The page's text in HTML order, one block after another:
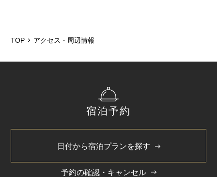
2,000円（税込）/1台・1泊（14:00～翌11:00）
先着順でご案内しており、ご予約は承っておりま
さいませ。
ーキングをご利用下さい。
TOP アクセス・周辺情報
宿泊予約
日付から宿泊プランを探す
予約の確認・キャンセル